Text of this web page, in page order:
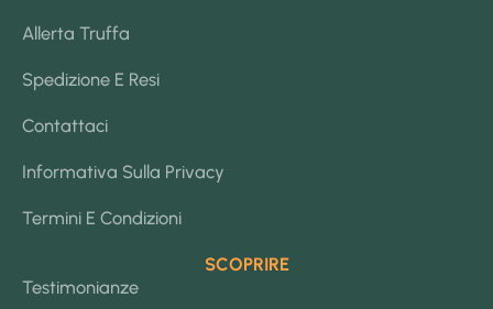
Allerta Truffa
Spedizione E Resi
Contattaci
Informativa Sulla Privacy
Termini E Condizioni
SCOPRIRE
Testimonianze